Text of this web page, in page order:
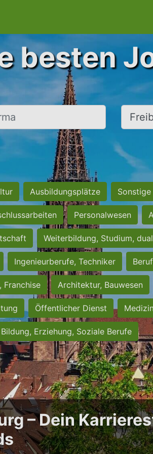
besten
Ort,
Ausbildungsplätze
Personalwesen
Weiterbildung, Studium,
Ingenieurberufe, Techniker
Franchise Architektur, Bauwesen
Öffentlicher Dienst
Bildung, Erziehung, Soziale Berufe
– Dein